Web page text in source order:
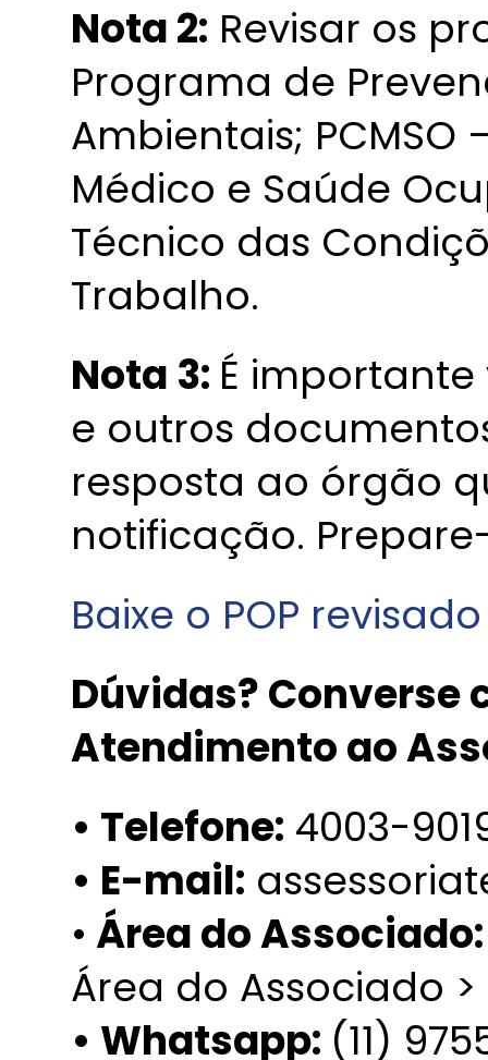
Nota 2: Revisar os
Programa de
Ambientais;
Médico e Saúde
Técnico das
Trabalho.
Nota 3: É importante
e outros
resposta ao órgão
notificação.
Baixe o POP
Dúvidas? Converse
Atendimento ao
• Telefone: 4003-
• E-mail:
• Área do
Área do Associado
• Whatsapp: (11)